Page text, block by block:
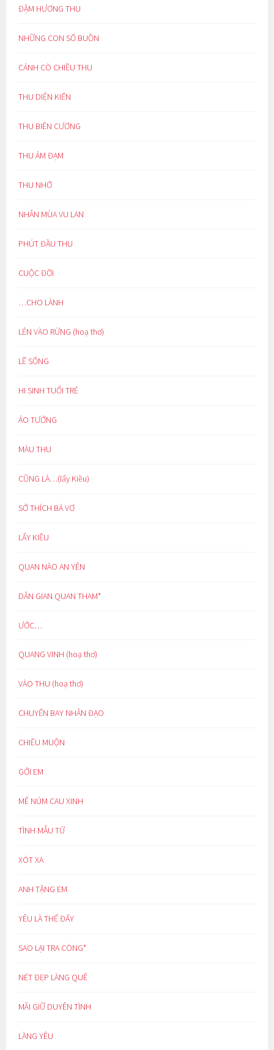
ĐẬM HƯƠNG THU
NHỮNG CON SỐ BUỒN
CÁNH CÒ CHIỀU THU
THU DIỆN KIẾN
THU BIÊN CƯƠNG
THU ẢM ĐẠM
THU NHỚ
NHÂN MÙA VU LAN
PHÚT ĐẦU THU
CUỘC ĐỜI
…CHO LÀNH
LẺN VÀO RỪNG (hoạ thơ)
LẼ SỐNG
HI SINH TUỔI TRẺ
ẢO TƯỞNG
MÀU THU
CŨNG LÀ…(lẩy Kiều)
SỞ THÍCH BÁ VƠ
LẨY KIỀU
QUAN NÀO AN YÊN
DÂN GIAN QUAN THAM*
ƯỚC…
QUANG VINH (hoạ thơ)
VÀO THU (hoạ thơ)
CHUYẾN BAY NHÂN ĐẠO
CHIỀU MUỘN
GỞI EM
MÊ NÚM CAU XINH
TÌNH MẪU TỬ
XÓT XA
ANH TẶNG EM
YÊU LÀ THẾ ĐẤY
SAO LẠI TRA CÒNG*
NÉT ĐẸP LÀNG QUÊ
MÃI GIỮ DUYÊN TÌNH
LÀNG YÊU